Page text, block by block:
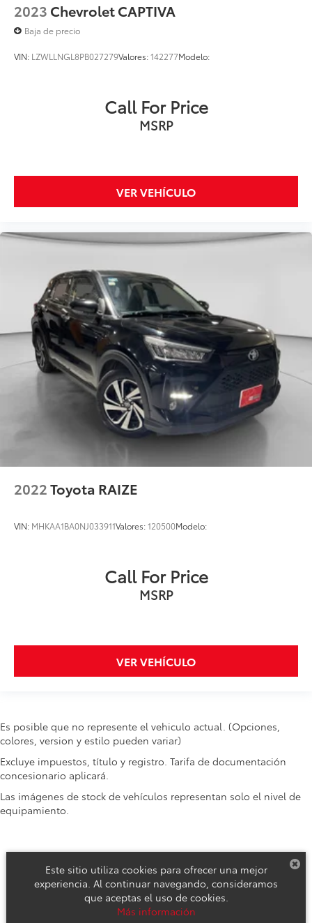
2023 Chevrolet CAPTIVA
Baja de precio
VIN: LZWLLNGL8PB027279Valores:142277Modelo:
Call For Price
MSRP
VER VEHÍCULO
2022Toyota RAIZE
VIN: MHKAA1BA0NJ033911Valores:120500Modelo:
Call For Price
MSRP
VER VEHÍCULO
Es posible que no represente el vehiculo actual. (Opciones,
colores, version y estilo pueden variar)
Excluye impuestos, título y registro. Tarifa de documentación
concesionario aplicará.
Las imágenes de stock de vehículos representan solo el nivel de
equipamiento.
Derechos de autor © 2026 por DealerOn Mapa del sitio
Este sitio utiliza cookies para ofrecer una mejor
experiencia. Al continuar navegando, consideramos
que aceptas el uso de cookies.
Más información